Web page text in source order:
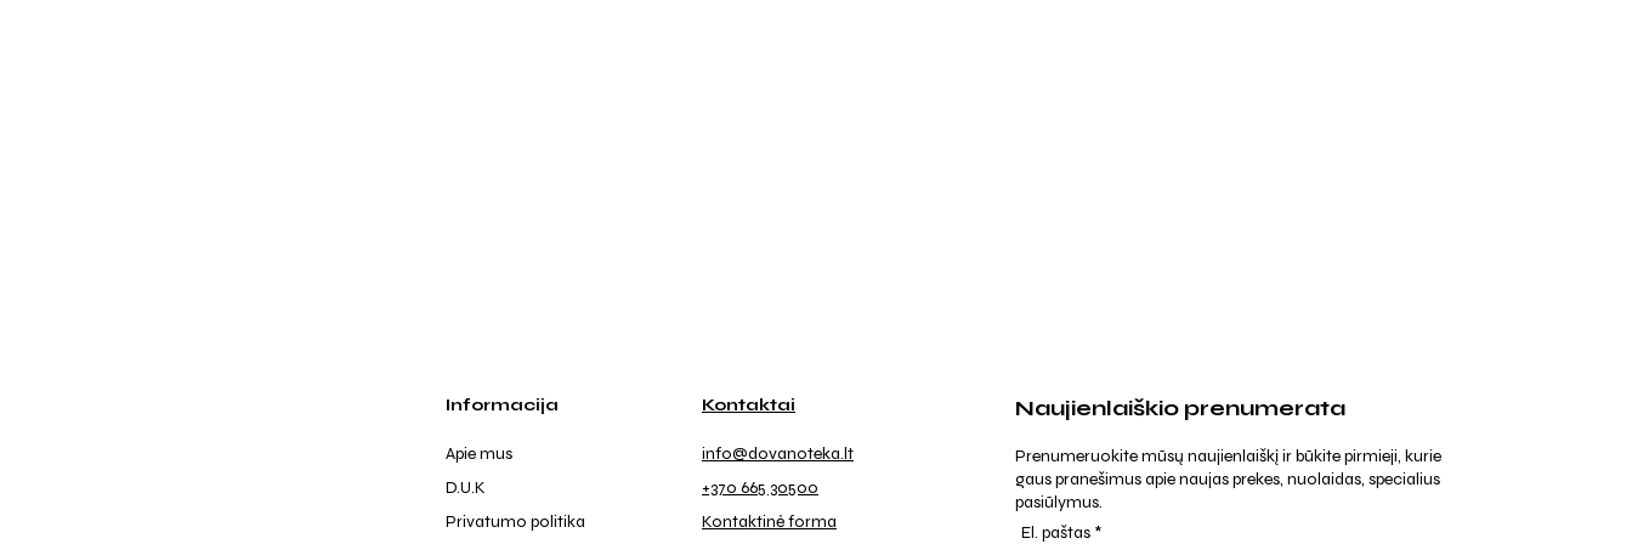
Informacija
Apie mus
D.U.K
Privatumo politika
Kontaktai
info@dovanoteka.lt
+370 665 30500
Kontaktinė forma
Naujienlaiškio prenumerata
Prenumeruokite mūsų naujienlaiškį ir būkite pirmieji, kurie
gaus pranešimus apie naujas prekes, nuolaidas, specialius
pasiūlymus.
El. paštas